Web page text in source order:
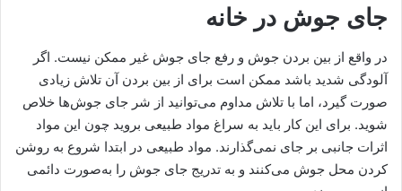
جای جوش در خانه
در واقع از بین بردن جوش و رفع جای جوش غیر ممکن نیست. اگر
آلودگی شدید باشد ممکن است برای از بین بردن آن تلاش زیادی
صورت گیرد، اما با تلاش مداوم می‌توانید از شر جای جوش‌ها خلاص
شوید. برای این کار باید به سراغ مواد طبیعی بروید چون این مواد
اثرات جانبی بر جای نمی‌گذارند. مواد طبیعی در ابتدا شروع به روشن
کردن محل جوش می‌کنند و به تدریج جای جوش را به‌صورت دائمی